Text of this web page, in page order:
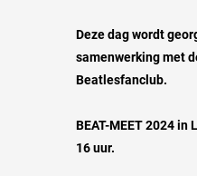
Deze dag wordt
samenwerking met
Beatlesfanclub.
BEAT-MEET 2024 in
16 uur.